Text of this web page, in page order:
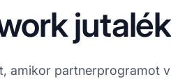
amikor partnerprogramot